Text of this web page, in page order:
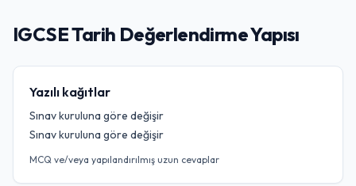
IGCSE Tarih Değerlendirme Yapısı
Yazılı kağıtlar
Sınav kuruluna göre değişir
Sınav kuruluna göre değişir
MCQ ve/veya yapılandırılmış uzun cevaplar